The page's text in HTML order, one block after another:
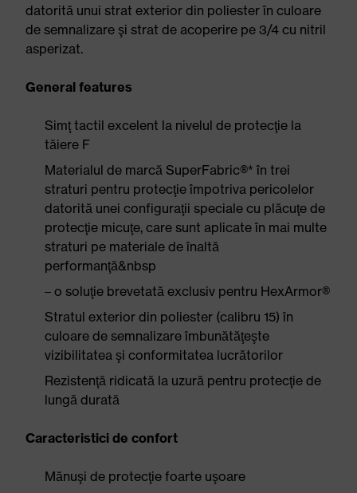
datorită unui strat exterior din poliester în culoare
de semnalizare şi strat de acoperire pe 3/4 cu nitril
asperizat.
General features
Simţ tactil excelent la nivelul de protecţie la
tăiere F
Materialul de marcă SuperFabric®* în trei
straturi pentru protecţie împotriva pericolelor
datorită unei configuraţii speciale cu plăcuţe de
protecţie micuţe, care sunt aplicate în mai multe
straturi pe materiale de înaltă
performanţă&nbsp
– o soluţie brevetată exclusiv pentru HexArmor®
Stratul exterior din poliester (calibru 15) în
culoare de semnalizare îmbunătăţeşte
vizibilitatea şi conformitatea lucrătorilor
Rezistenţă ridicată la uzură pentru protecţie de
lungă durată
Caracteristici de confort
Mănuşi de protecţie foarte uşoare